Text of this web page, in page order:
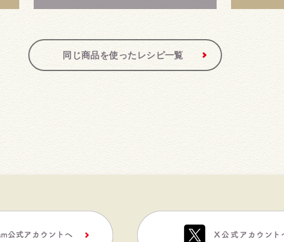
同じ商品を使ったレシピ一覧